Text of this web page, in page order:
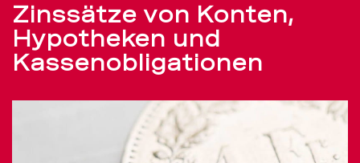
Hypotheken
und
Kassenobligationen
Zinssätze von Konten,
Hypotheken und
Kassenobligationen